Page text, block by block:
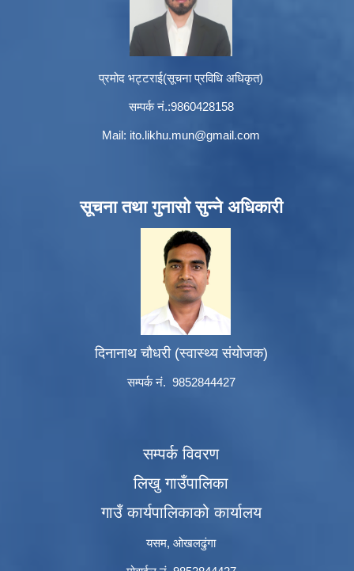
प्रमोद भट्टराई(सूचना प्रविधि अधिकृत)
सम्पर्क नं.:9860428158
Mail: ito.likhu.mun@gmail.com
सूचना तथा गुनासो सुन्ने अधिकारी
दिनानाथ चौधरी (स्वास्थ्य संयोजक)
सम्पर्क नं. 9852844427
सम्पर्क विवरण
लिखु गाउँपालिका
गाउँ कार्यपालिकाको कार्यालय
यसम, ओखलढुंगा